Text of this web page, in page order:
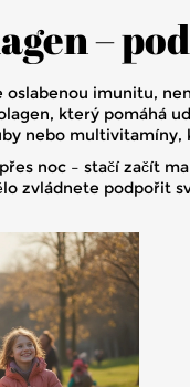
–
imunitu,
který pomáhá
nebo
noc – stačí začít
zvládnete podpořit